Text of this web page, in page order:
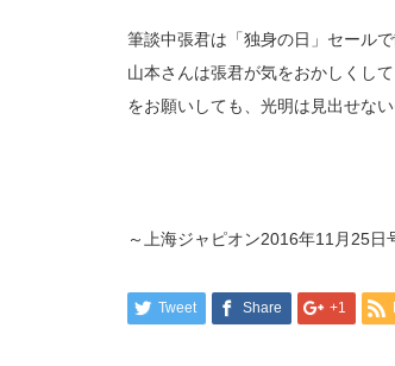
筆談中張君は「独身の日」セール
山本さんは張君が気をおかしくし
をお願いしても、光明は見出せない
～上海ジャピオン2016年11月25日
Tweet Share +1